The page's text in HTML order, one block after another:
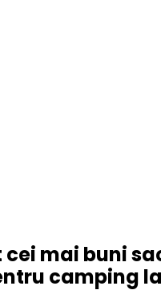
cei mai buni
camping la